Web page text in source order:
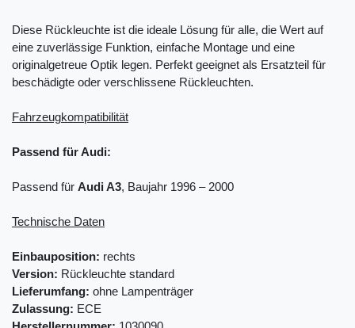
Diese Rückleuchte ist die ideale Lösung für alle, die Wert auf
eine zuverlässige Funktion, einfache Montage und eine
originalgetreue Optik legen. Perfekt geeignet als Ersatzteil für
beschädigte oder verschlissene Rückleuchten.
Fahrzeugkompatibilität
Passend für Audi:
Passend für Audi A3, Baujahr 1996 – 2000
Technische Daten
Einbauposition: rechts
Version: Rückleuchte standard
Lieferumfang: ohne Lampenträger
Zulassung: ECE